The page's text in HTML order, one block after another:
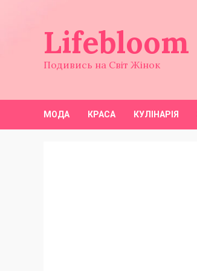
Lifebloom
Подивись на Світ Жінок
МОДА КРАСА КУЛІНАРІЯ